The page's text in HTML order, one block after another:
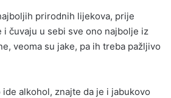
prirodnih lijekova, prije
i čuvaju u sebi sve ono najbolje iz
veoma su jake, pa ih treba pažljivo
alkohol, znajte da je i jabukovo